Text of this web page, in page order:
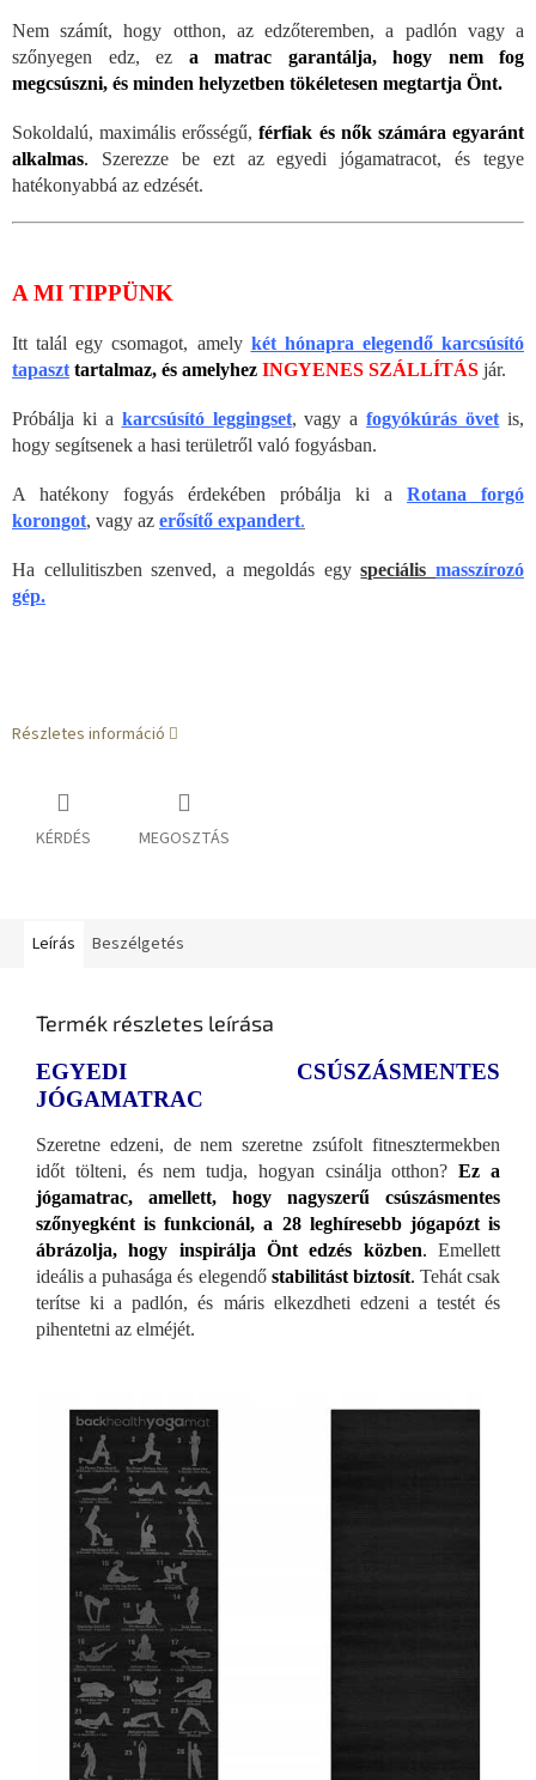
Nem számít, hogy otthon, az edzőteremben, a padlón vagy a
szőnyegen edz, ez a matrac garantálja, hogy nem fog
megcsúszni, és minden helyzetben tökéletesen megtartja Önt.
Sokoldalú, maximális erősségű,férfiak és nők számára egyaránt
alkalmas. Szerezze be ezt az egyedi jógamatracot, és tegye
hatékonyabbá az edzését.
A MI TIPPÜNK
Itt talál egy csomagot, amely két hónapra elegendő karcsúsító
tapaszt tartalmaz, és amelyhez INGYENES SZÁLLÍTÁS jár.
Próbálja ki a karcsúsító leggingset, vagy afogyókúrás övet is,
hogy segítsenek a hasi területről való fogyásban.
A hatékony fogyás érdekében próbálja ki a Rotana forgó
korongot, vagy az erősítő expandert.
Ha cellulitiszben szenved, a megoldás egyspeciálismasszírozó
gép.
Részletes információ
KÉRDÉS MEGOSZTÁS
Leírás Beszélgetés
Termék részletes leírása
EGYEDI CSÚSZÁSMENTES
JÓGAMATRAC
Szeretne edzeni, de nem szeretne zsúfolt fitnesztermekben
időt tölteni, és nem tudja, hogyan csinálja otthon?Ez a
jógamatrac, amellett, hogy nagyszerű csúszásmentes
szőnyegként is funkcionál, a 28 leghíresebb jógapózt is
ábrázolja, hogy inspirálja Önt edzés közben. Emellett
ideális a puhasága és elegendő stabilitást biztosít. Tehát csak
terítse ki a padlón, és máris elkezdheti edzeni a testét és
pihentetni az elméjét.